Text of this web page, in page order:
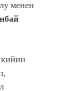
менен